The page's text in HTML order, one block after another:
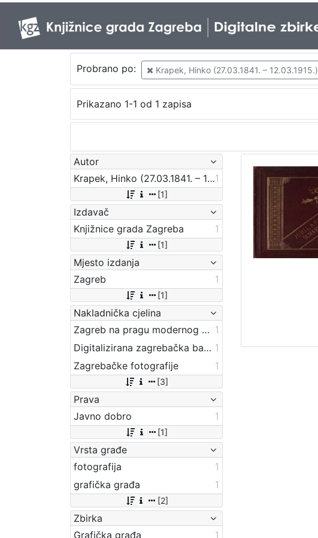
Probrano po: Krapek, Hinko (27.03.1841. – 12.03.1915.)
Prikazano 1-1 od 1 zapisa
Autor
Krapek, Hinko (27.03.1841. – 12.03.1915.)1
[1]
Izdavač
Knjižnice grada Zagreba
1
[1]
Mjesto izdanja
Zagreb
1
[1]
Nakladnička cjelina
Zagreb na pragu modernog doba 1
Digitalizirana zagrebačka baština 1
Zagrebačke fotografije
1
[3]
Prava
Javno dobro
1
[1]
Vrsta građe
fotografija
1
grafička građa
1
[2]
Zbirka
Grafička građa
1